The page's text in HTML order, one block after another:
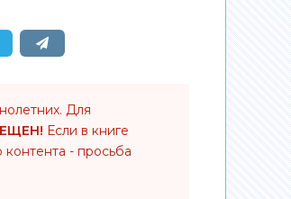
Для
Если в книге
- просьба